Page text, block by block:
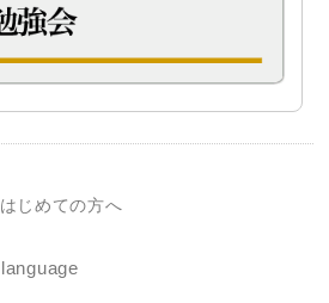
はじめての方へ
language